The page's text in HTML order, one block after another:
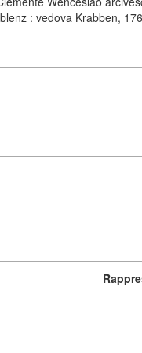
: vedova Krabben,